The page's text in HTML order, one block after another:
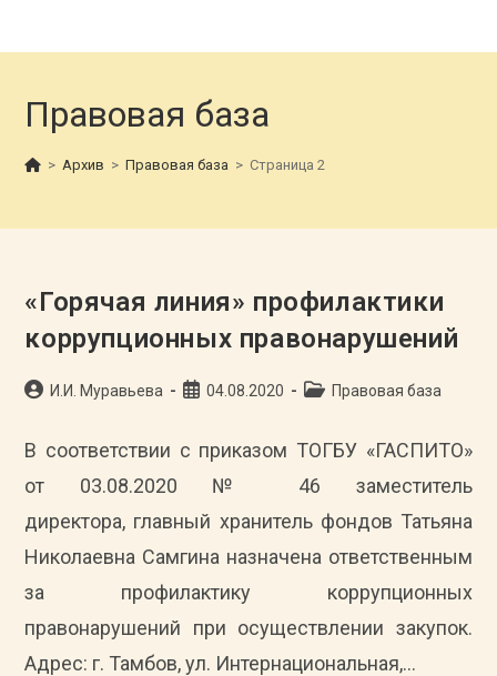
Правовая база
> Архив > Правовая база > Страница 2
«Горячая линия» профилактики
коррупционных правонарушений
АвторИ.И. Муравьева
Запись04.08.2020
РубрикаПравовая база
В соответствии с приказом ТОГБУ «ГАСПИТО»
от 03.08.2020 № 46 заместитель
директора, главный хранитель фондов Татьяна
Николаевна Самгина назначена ответственным
за профилактику коррупционных
правонарушений при осуществлении закупок.
Адрес: г. Тамбов, ул. Интернациональная,…